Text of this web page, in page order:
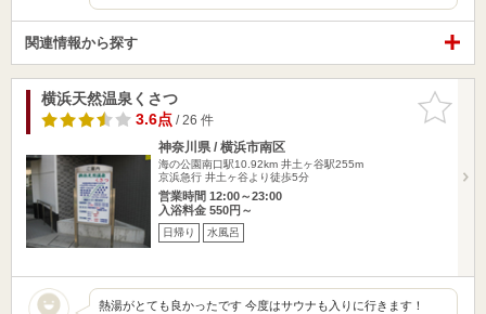
関連情報から探す
お気に入
りに追加
横浜天然温泉くさつ
3.6点/ 26 件
神奈川県 / 横浜市南区
海の公園南口駅10.92km 井土ヶ谷駅255m
京浜急行 井土ヶ谷より徒歩5分
営業時間 12:00～23:00
入浴料金 550円～
日帰り 水風呂
熱湯がとても良かったです 今度はサウナも入りに行きます！